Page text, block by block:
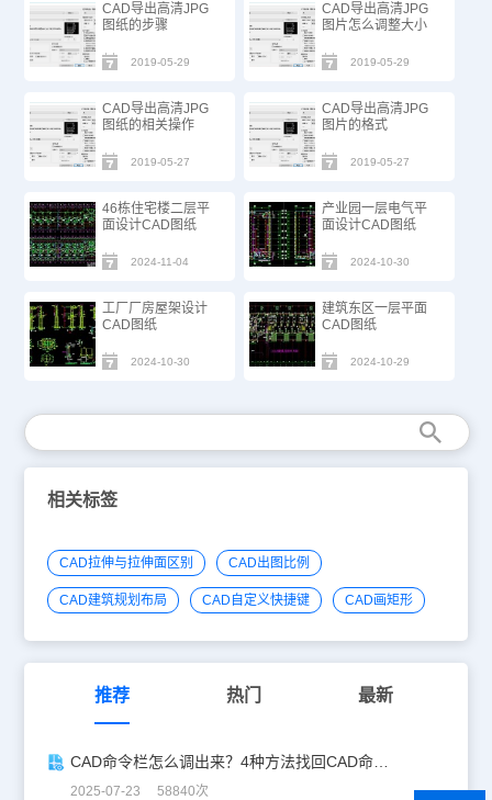
CAD导出高清JPG
图纸的步骤
2019-05-29
CAD导出高清JPG
图片怎么调整大小
2019-05-29
CAD导出高清JPG
图纸的相关操作
2019-05-27
CAD导出高清JPG
图片的格式
2019-05-27
46栋住宅楼二层平
面设计CAD图纸
2024-11-04
产业园一层电气平
面设计CAD图纸
2024-10-30
工厂厂房屋架设计
CAD图纸
2024-10-30
建筑东区一层平面
CAD图纸
2024-10-29
相关标签
CAD拉伸与拉伸面区别 CAD出图比例
CAD建筑规划布局 CAD自定义快捷键 CAD画矩形
推荐 热门 最新
CAD命令栏怎么调出来？4种方法找回CAD命令栏
2025-07-23 58840次